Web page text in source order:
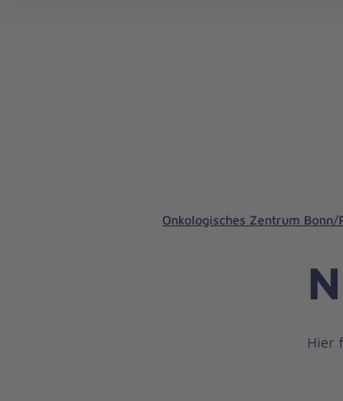
Onkologisches Zentrum
Hier